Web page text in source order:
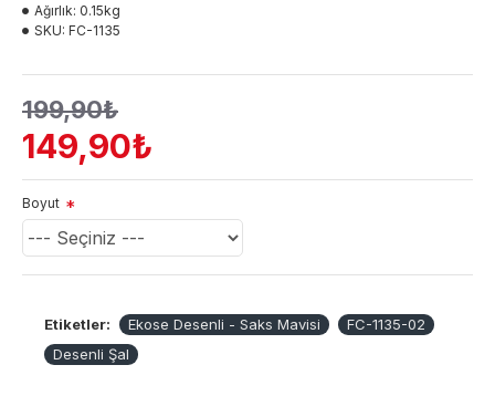
149,90₺
199,90₺
Ağırlık: 0.15kg
SKU: FC-1135
Boyut
Etiketler: Ekose Desenli - Saks Mavisi
FC-1135-02
Desenli Şal